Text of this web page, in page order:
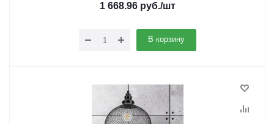
1 668.96 руб./шт
В корзину